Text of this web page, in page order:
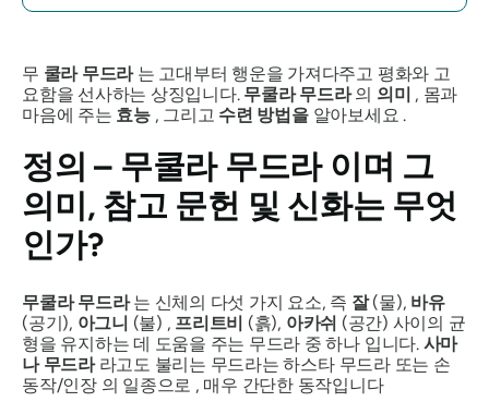
무 쿨라 무드라는 고대부터 행운을 가져다주고 평화와 고
요함을 선사하는 상징입니다. 무쿨라 무드라의 의미 , 몸과
마음에 주는 효능, 그리고 수련 방법을알아보세요 .
정의 – 무쿨라 무드라이며 그
의미, 참고 문헌 및 신화는 무엇
인가?
무쿨라 무드라는 신체의 다섯 가지 요소, 즉 잘(물), 바유
(공기), 아그니 (불) , 프리트비 (흙), 아카쉬 (공간) 사이의 균
형을 유지하는 데 도움을 주는 무드라 중 하나 입니다. 사마
나 무드라라고도 불리는 무드라는 하스타 무드라또는 손
동작/인장 의 일종으로 , 매우 간단한 동작입니다